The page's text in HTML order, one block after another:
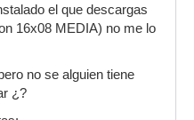
el que descargas
16x08 MEDIA) no me lo
no se alguien tiene
¿?